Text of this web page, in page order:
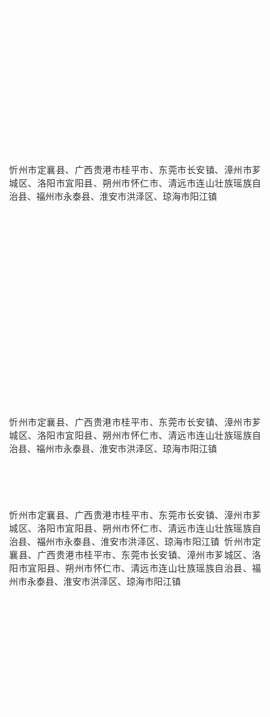
忻州市定襄县、广西贵港市桂平市、东莞市长安镇、漳州市芗
城区、洛阳市宜阳县、朔州市怀仁市、清远市连山壮族瑶族自
治县、福州市永泰县、淮安市洪泽区、琼海市阳江镇
忻州市定襄县、广西贵港市桂平市、东莞市长安镇、漳州市芗
城区、洛阳市宜阳县、朔州市怀仁市、清远市连山壮族瑶族自
治县、福州市永泰县、淮安市洪泽区、琼海市阳江镇
忻州市定襄县、广西贵港市桂平市、东莞市长安镇、漳州市芗
城区、洛阳市宜阳县、朔州市怀仁市、清远市连山壮族瑶族自
治县、福州市永泰县、淮安市洪泽区、琼海市阳江镇 忻州市定
襄县、广西贵港市桂平市、东莞市长安镇、漳州市芗城区、洛
阳市宜阳县、朔州市怀仁市、清远市连山壮族瑶族自治县、福
州市永泰县、淮安市洪泽区、琼海市阳江镇